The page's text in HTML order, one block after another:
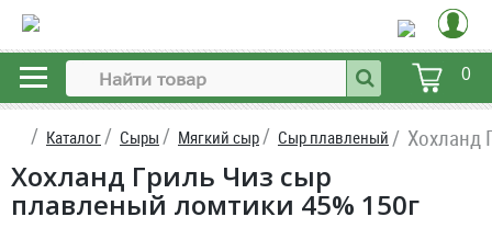
0
Каталог Сыры Мягкий сыр Сыр плавленый Хохланд
Хохланд Гриль Чиз сыр
плавленый ломтики 45% 150г